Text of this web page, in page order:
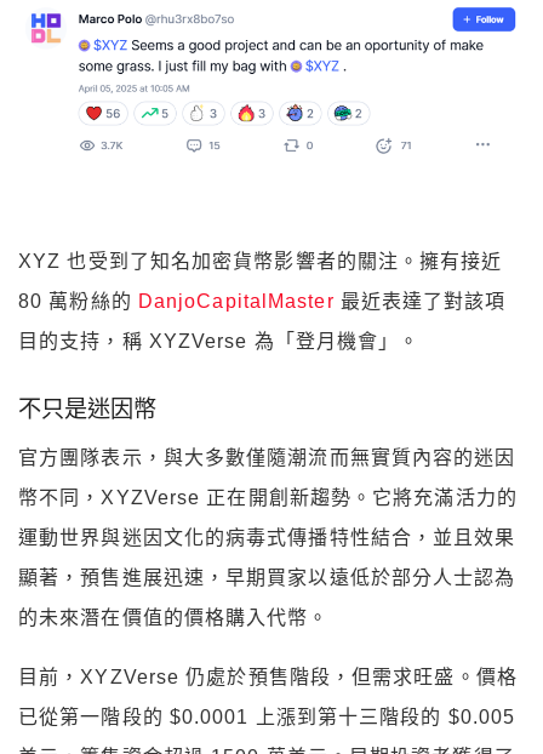
XYZ 也受到了知名加密貨幣影響者的關注。擁有接近
80 萬粉絲的 DanjoCapitalMaster 最近表達了對該項
目的支持，稱 XYZVerse 為「登月機會」。
不只是迷因幣
官方團隊表示，與大多數僅隨潮流而無實質內容的迷因
幣不同，XYZVerse 正在開創新趨勢。它將充滿活力的
運動世界與迷因文化的病毒式傳播特性結合，並且效果
顯著，預售進展迅速，早期買家以遠低於部分人士認為
的未來潛在價值的價格購入代幣。
目前，XYZVerse 仍處於預售階段，但需求旺盛。價格
已從第一階段的 $0.0001 上漲到第十三階段的 $0.005